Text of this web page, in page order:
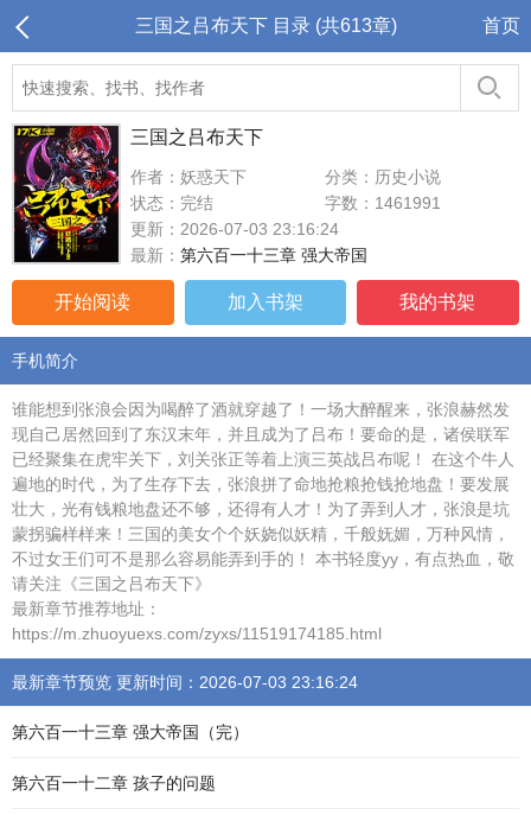
三国之吕布天下 目录 (共613章) 首页
三国之吕布天下
作者：妖惑天下
分类：历史小说
状态：完结
字数：1461991
更新：2026-07-03 23:16:24
最新： 第六百一十三章 强大帝国
开始阅读 加入书架 我的书架
手机简介
谁能想到张浪会因为喝醉了酒就穿越了！一场大醉醒来，张浪赫然发
现自己居然回到了东汉末年，并且成为了吕布！要命的是，诸侯联军
已经聚集在虎牢关下，刘关张正等着上演三英战吕布呢！ 在这个牛人
遍地的时代，为了生存下去，张浪拼了命地抢粮抢钱抢地盘！要发展
壮大，光有钱粮地盘还不够，还得有人才！为了弄到人才，张浪是坑
蒙拐骗样样来！三国的美女个个妖娆似妖精，千般妩媚，万种风情，
不过女王们可不是那么容易能弄到手的！ 本书轻度yy，有点热血，敬
请关注《三国之吕布天下》
最新章节推荐地址：
https://m.zhuoyuexs.com/zyxs/11519174185.html
最新章节预览 更新时间：2026-07-03 23:16:24
第六百一十三章 强大帝国（完）
第六百一十二章 孩子的问题